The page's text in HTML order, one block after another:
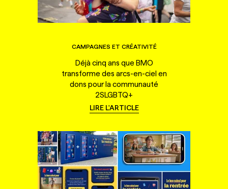
CAMPAGNES ET CRÉATIVITÉ
Déjà cinq ans que BMO
transforme des arcs-en-ciel en
dons pour la communauté
2SLGBTQ+
LIRE L'ARTICLE